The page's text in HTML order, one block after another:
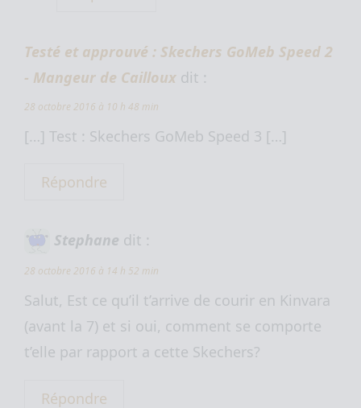
Testé et approuvé : Skechers GoMeb Speed 2
- Mangeur de Cailloux dit :
28 octobre 2016 à 10 h 48 min
[…] Test : Skechers GoMeb Speed 3 […]
Répondre
Stephane dit :
28 octobre 2016 à 14 h 52 min
Salut, Est ce qu’il t’arrive de courir en Kinvara
(avant la 7) et si oui, comment se comporte
t’elle par rapport a cette Skechers?
Répondre